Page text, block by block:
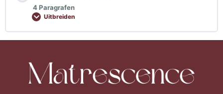
4 Paragrafen
Uitbreiden